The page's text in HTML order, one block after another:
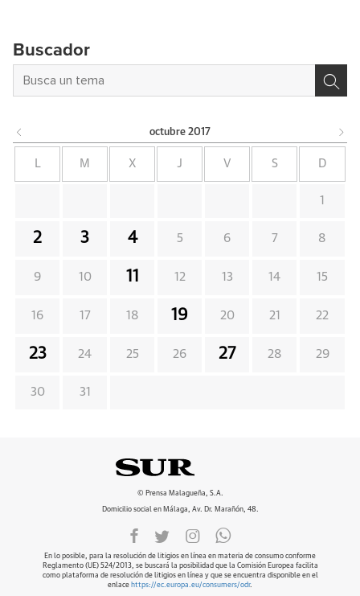
Buscador
octubre 2017
L M X J V S D
1
2 3 4 5 6 7 8
9 10 11 12 13 14 15
16 17 18 19 20 21 22
23 24 25 26 27 28 29
30 31
© Prensa Malagueña, S.A.
Domicilio social en Málaga, Av. Dr. Marañón, 48.
En lo posible, para la resolución de litigios en línea en materia de consumo conforme
Reglamento (UE) 524/2013, se buscará la posibilidad que la Comisión Europea facilita
como plataforma de resolución de litigios en línea y que se encuentra disponible en el
enlace https://ec.europa.eu/consumers/odr.